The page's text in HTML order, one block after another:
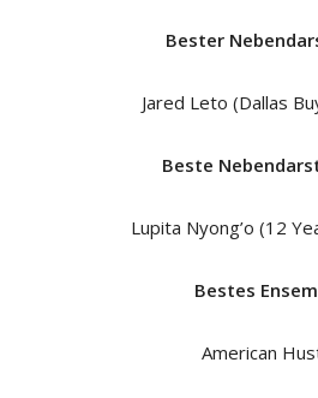
Bester
Jared Leto (Dallas
Beste
Lupita Nyong’o (12
Bestes
American